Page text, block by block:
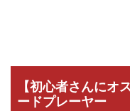
【初心者さんにオ
ードプレーヤー